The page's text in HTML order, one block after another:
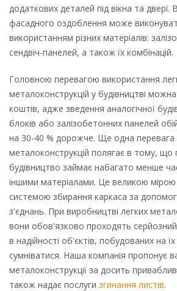
додаткових деталей під вікна та двері.
фасадного оздоблення може
використанням різних матеріалів:
сендвіч-панелей, а також їх комбінацій.
Головною перевагою використання
металоконструкцій у будівництві
коштів, адже зведення аналогічної
блоків або залізобетонних панелей
на 30-40 % дорожче. Ще одна перевага
металоконструкцій полягає в тому, що
будівництво займає набагато менше
іншими матеріалами. Це великою
системою збирання каркаса за
з'єднань. При виробництві легких
вони обов'язково проходять
в надійності об'єктів, побудованих на
сумніватися. Наша компанія пропонує
металоконструкції за досить
також надає послуги згинання листів.